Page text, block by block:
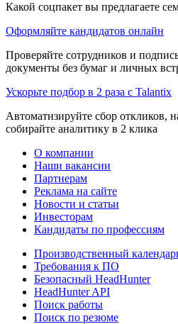
Какой соцпакет вы предлагаете
Оформляйте кандидатов онлайн
Проверяйте сотрудников и
документы без бумаг и личных
Ускорьте подбор в 2 раза с Talantix
Автоматизируйте сбор откликов,
собирайте аналитику в 2 клика
О компании
Наши вакансии
Партнерам
Реклама на сайте
Новости и статьи
Инвесторам
Кандидаты по профессиям
Производственный
Требования к ПО
Безопасный HeadHunter
HeadHunter API
Поиск работы
Поиск по резюме